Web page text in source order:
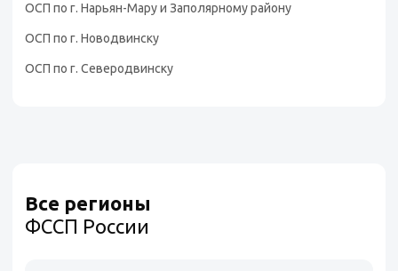
ОСП по г. Нарьян-Мару и Заполярному району
ОСП по г. Новодвинску
ОСП по г. Северодвинску
Все регионы
ФССП России